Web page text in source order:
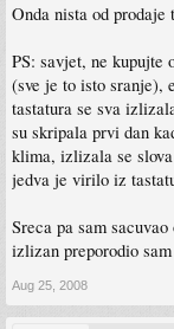
Onda nista od prodaje
PS: savjet, ne kupujte
(sve je to isto sranje),
tastatura se sva
su skripala prvi dan
klima, izlizala se
jedva je virilo iz
Sreca pa sam
izlizan preporodio sam
Aug 25, 2008